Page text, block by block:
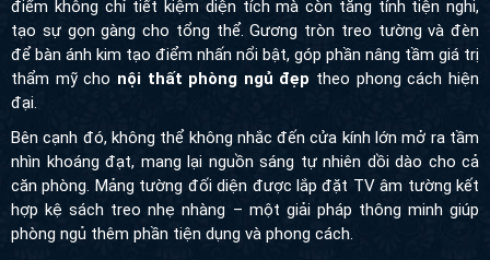
điểm không chỉ tiết kiệm diện tích mà còn tăng tính tiện nghi, tạo
sự gọn gàng cho tổng thể. Gương tròn treo tường và đèn để bàn
ánh kim tạo điểm nhấn nổi bật, góp phần nâng tầm giá trị thẩm
mỹ chonội thất phòng ngủ đẹptheo phong cách hiện đại.
nhìn khoáng đạt, mang lại nguồn sáng tự nhiên dồi dào cho cả
căn phòng. Mảng tường đối diện được lắp đặt TV âm tường kết
hợp kệ sách treo nhẹ nhàng – một giải pháp thông minh giúp
phòng ngủ thêm phần tiện dụng và phong cách.
Với lối thiết kế tối giản, hiện đại nhưng đầy đủ công năng, phòng